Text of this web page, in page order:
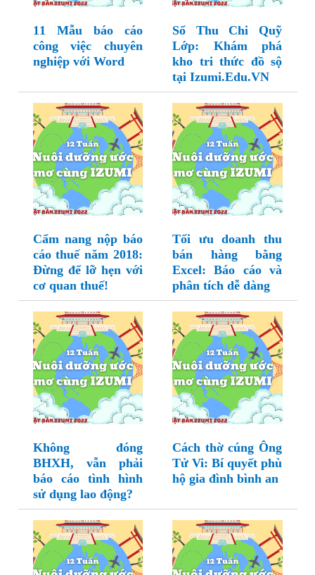
11 Mẫu báo cáo
công việc chuyên
nghiệp với Word
Sổ Thu Chi Quỹ
Lớp: Khám phá
kho tri thức đồ sộ
tại Izumi.Edu.VN
Cẩm nang nộp báo
cáo thuế năm 2018:
Đừng để lỡ hẹn với
cơ quan thuế!
Tối ưu doanh thu
bán hàng bằng
Excel: Báo cáo và
phân tích dễ dàng
Không đóng
BHXH, vẫn phải
báo cáo tình hình
sử dụng lao động?
Cách thờ cúng Ông
Tử Vi: Bí quyết phù
hộ gia đình bình an